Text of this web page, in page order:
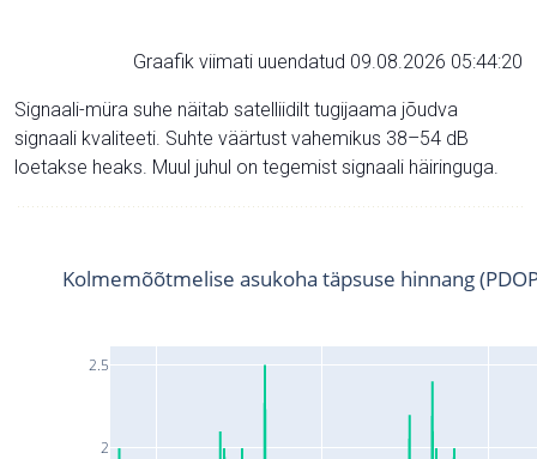
Graafik viimati uuendatud 09.08.2026 05:44:20
Signaali-müra suhe näitab satelliidilt tugijaama jõudva
signaali kvaliteeti. Suhte väärtust vahemikus 38–54 dB
loetakse heaks. Muul juhul on tegemist signaali häiringuga.
2
2.5
Kolmemõõtmelise asukoha täpsuse hinnang